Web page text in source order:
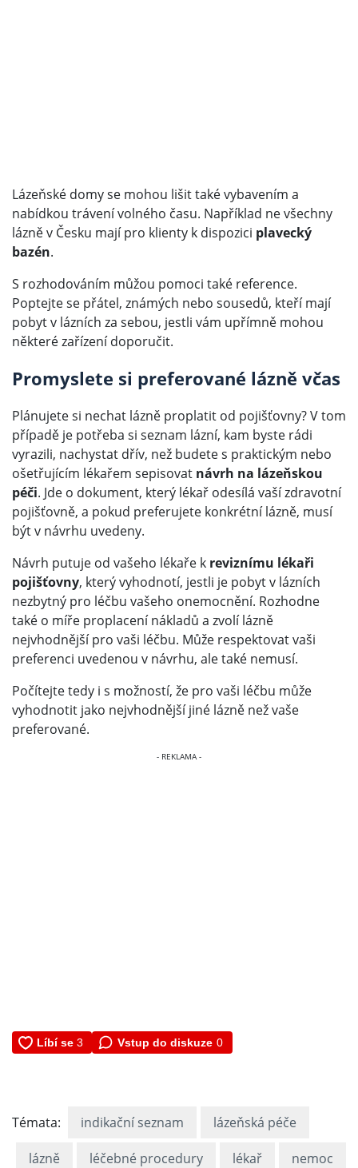
Lázeňské domy se mohou lišit také vybavením a
nabídkou trávení volného času. Například ne všechny
lázně v Česku mají pro klienty k dispozici plavecký
bazén.
S rozhodováním můžou pomoci také reference.
Poptejte se přátel, známých nebo sousedů, kteří mají
pobyt v lázních za sebou, jestli vám upřímně mohou
některé zařízení doporučit.
Promyslete si preferované lázně včas
Plánujete si nechat lázně proplatit od pojišťovny? V tom
případě je potřeba si seznam lázní, kam byste rádi
vyrazili, nachystat dřív, než budete s praktickým nebo
ošetřujícím lékařem sepisovat návrh na lázeňskou
péči. Jde o dokument, který lékař odesílá vaší zdravotní
pojišťovně, a pokud preferujete konkrétní lázně, musí
být v návrhu uvedeny.
Návrh putuje od vašeho lékaře k reviznímu lékaři
pojišťovny, který vyhodnotí, jestli je pobyt v lázních
nezbytný pro léčbu vašeho onemocnění. Rozhodne
také o míře proplacení nákladů a zvolí lázně
nejvhodnější pro vaši léčbu. Může respektovat vaši
preferenci uvedenou v návrhu, ale také nemusí.
Počítejte tedy i s možností, že pro vaši léčbu může
vyhodnotit jako nejvhodnější jiné lázně než vaše
preferované.
Vstup do diskuze 0
Témata: indikační seznam lázeňská péče
lázně léčebné procedury lékař nemoc